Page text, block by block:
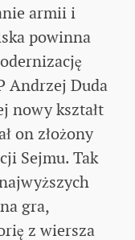
armii i
powinna
Andrzej Duda
nowy kształt
on złożony
Sejmu. Tak
gra,
z wiersza